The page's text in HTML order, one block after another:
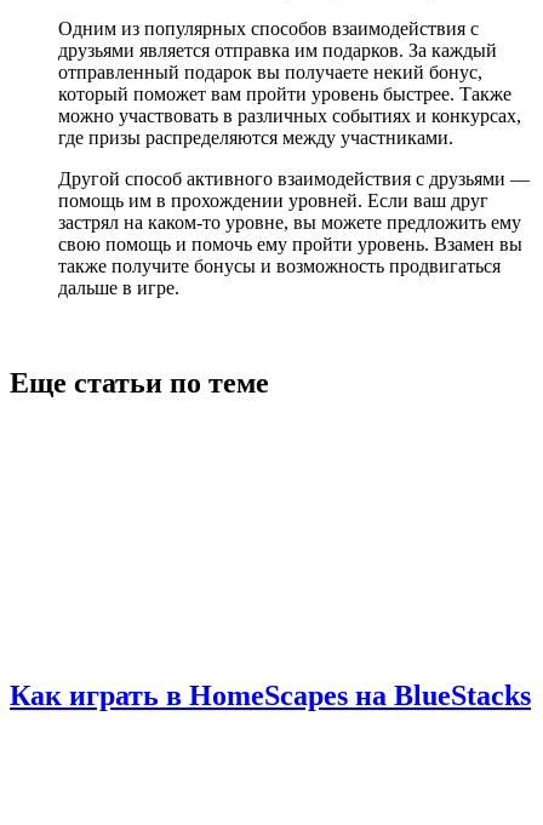
Одним из популярных способов взаимодействия с
друзьями является отправка им подарков. За каждый
отправленный подарок вы получаете некий бонус,
который поможет вам пройти уровень быстрее. Также
можно участвовать в различных событиях и конкурсах,
где призы распределяются между участниками.
Другой способ активного взаимодействия с друзьями —
помощь им в прохождении уровней. Если ваш друг
застрял на каком-то уровне, вы можете предложить ему
свою помощь и помочь ему пройти уровень. Взамен вы
также получите бонусы и возможность продвигаться
дальше в игре.
Еще статьи по теме
Как играть в HomeScapes на BlueStacks